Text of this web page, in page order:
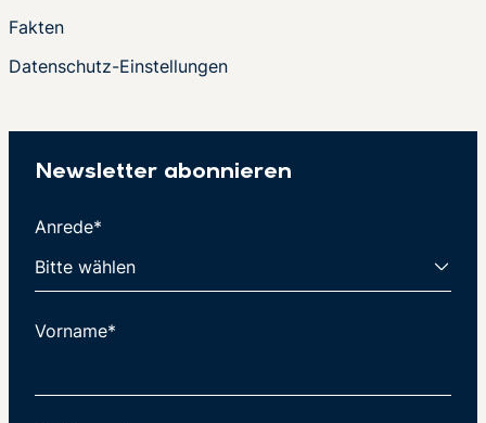
Fakten
Datenschutz-Einstellungen
Newsletter abonnieren
Anrede*
Vorname*